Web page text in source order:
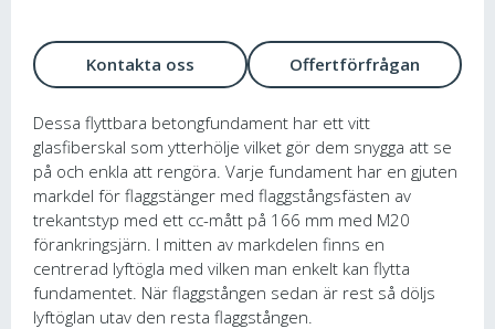
Kontakta oss Offertförfrågan
Dessa flyttbara betongfundament har ett vitt
glasfiberskal som ytterhölje vilket gör dem snygga att se
på och enkla att rengöra. Varje fundament har en gjuten
markdel för flaggstänger med flaggstångsfästen av
trekantstyp med ett cc-mått på 166 mm med M20
förankringsjärn. I mitten av markdelen finns en
centrerad lyftögla med vilken man enkelt kan flytta
fundamentet. När flaggstången sedan är rest så döljs
lyftöglan utav den resta flaggstången.